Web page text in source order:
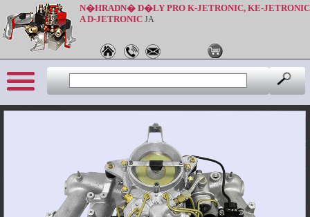
N�HRADN� D�LY PRO K-JETRONIC, KE-JETRONIC
A D-JETRONIC JA